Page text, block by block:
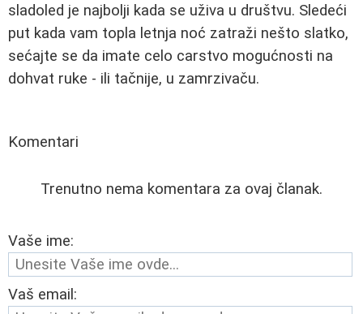
sladoled je najbolji kada se uživa u društvu. Sledeći
put kada vam topla letnja noć zatraži nešto slatko,
sećajte se da imate celo carstvo mogućnosti na
dohvat ruke - ili tačnije, u zamrzivaču.
Komentari
Trenutno nema komentara za ovaj članak.
Vaše ime:
Vaš email: